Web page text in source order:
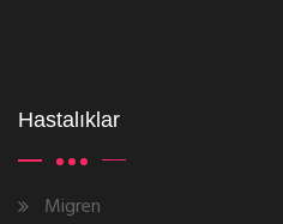
Hastalıklar
Migren